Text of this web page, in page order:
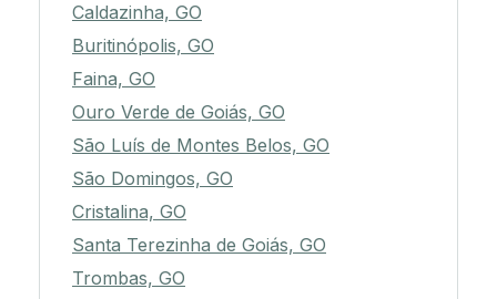
Caldazinha, GO
Buritinópolis, GO
Faina, GO
Ouro Verde de Goiás, GO
São Luís de Montes Belos, GO
São Domingos, GO
Cristalina, GO
Santa Terezinha de Goiás, GO
Trombas, GO